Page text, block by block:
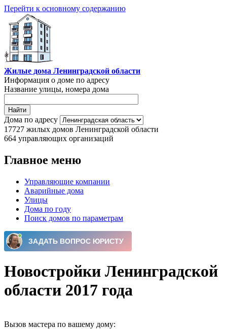
Перейти к основному содержанию
Жилые дома Ленинградской области
Информация о доме по адресу
Название улицы, номера дома
Дома по адресу
17727 жилых домов Ленинградской области
664 управляющих организаций
Главное меню
Управляющие компании
Аварийные дома
Улицы
Дома по году
Поиск домов по параметрам
Новостройки Ленинградской
области 2017 года
Вызов мастера по вашему дому: